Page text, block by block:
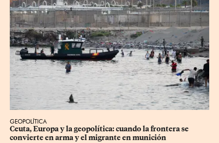
GEOPOLÍTICA
Ceuta, Europa y la geopolítica: cuando la frontera se
convierte en arma y el migrante en munición